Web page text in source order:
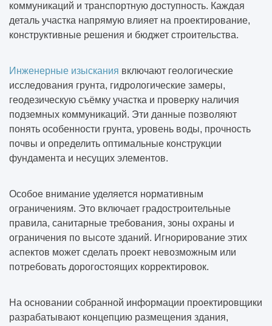
коммуникаций и транспортную доступность. Каждая
деталь участка напрямую влияет на проектирование,
конструктивные решения и бюджет строительства.
Инженерные изыскания включают геологические
исследования грунта, гидрологические замеры,
геодезическую съёмку участка и проверку наличия
подземных коммуникаций. Эти данные позволяют
понять особенности грунта, уровень воды, прочность
почвы и определить оптимальные конструкции
фундамента и несущих элементов.
Особое внимание уделяется нормативным
ограничениям. Это включает градостроительные
правила, санитарные требования, зоны охраны и
ограничения по высоте зданий. Игнорирование этих
аспектов может сделать проект невозможным или
потребовать дорогостоящих корректировок.
На основании собранной информации проектировщики
разрабатывают концепцию размещения здания,